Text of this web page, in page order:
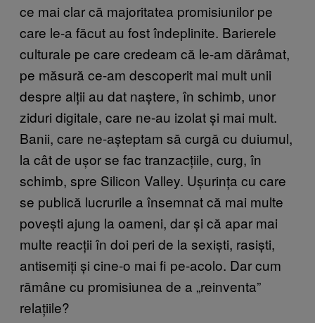
ce mai clar că majoritatea promisiunilor pe
care le-a făcut au fost îndeplinite. Barierele
culturale pe care credeam că le-am dărâmat,
pe măsură ce-am descoperit mai mult unii
despre alții au dat naștere, în schimb, unor
ziduri digitale, care ne-au izolat și mai mult.
Banii, care ne-așteptam să curgă cu duiumul,
la cât de ușor se fac tranzacțiile, curg, în
schimb, spre Silicon Valley. Ușurința cu care
se publică lucrurile a însemnat că mai multe
povești ajung la oameni, dar și că apar mai
multe reacții în doi peri de la sexiști, rasiști,
antisemiți și cine-o mai fi pe-acolo. Dar cum
rămâne cu promisiunea de a „reinventa”
relațiile?